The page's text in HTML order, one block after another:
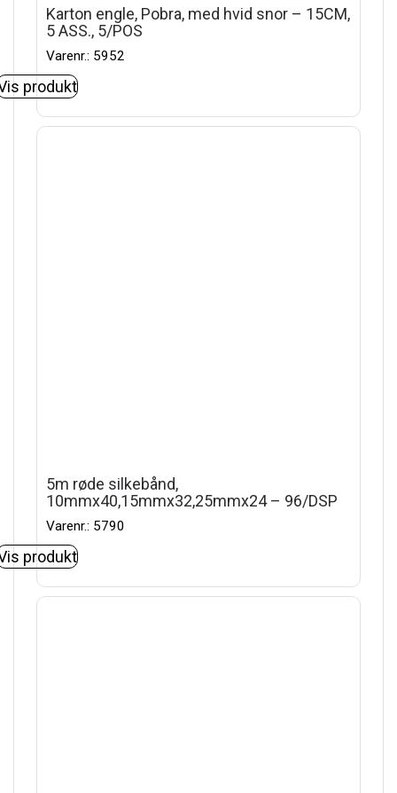
Karton engle, Pobra, med hvid snor – 15CM,
5 ASS., 5/POS
Varenr.: 5952
produkt
5m røde silkebånd,
10mmx40,15mmx32,25mmx24 – 96/DSP
Varenr.: 5790
produkt